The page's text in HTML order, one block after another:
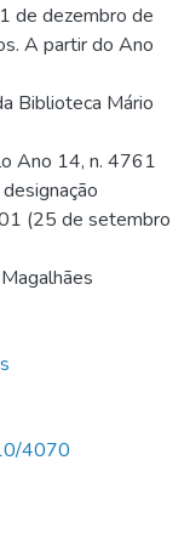
de dezembro de
A partir do Ano
Biblioteca Mário
Ano 14, n. 4761
(25 de setembro
4070